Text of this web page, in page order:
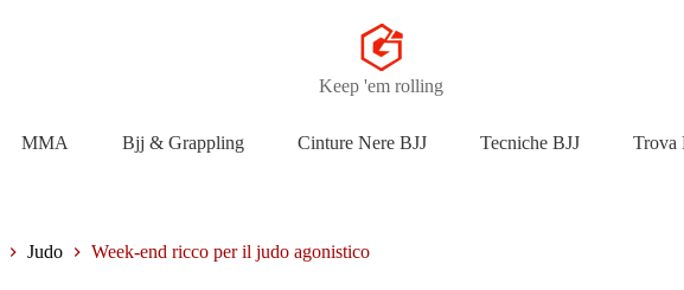
Keep 'em rolling
MMA Bjj & Grappling Cinture Nere BJJ Tecniche BJJ Trova
Judo Week-end ricco per il judo agonistico